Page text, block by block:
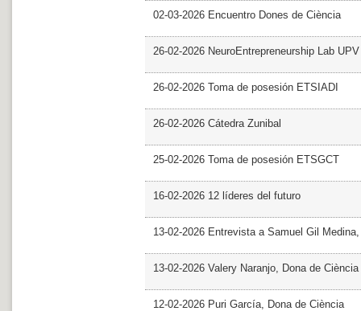
02-03-2026 Encuentro Dones de Ciència
26-02-2026 NeuroEntrepreneurship Lab UPV
26-02-2026 Toma de posesión ETSIADI
26-02-2026 Cátedra Zunibal
25-02-2026 Toma de posesión ETSGCT
16-02-2026 12 líderes del futuro
13-02-2026 Entrevista a Samuel Gil
13-02-2026 Valery Naranjo, Dona de Ciència
12-02-2026 Puri García, Dona de Ciència